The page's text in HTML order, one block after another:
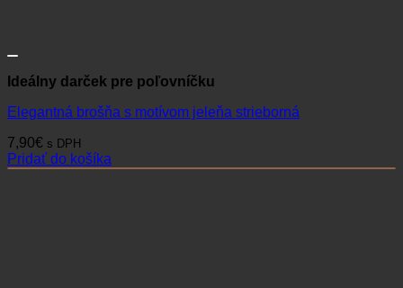
Ideálny darček pre poľovníčku
Elegantná brošňa s motívom jeleňa strieborná
7,90€ s DPH
Pridať do košíka